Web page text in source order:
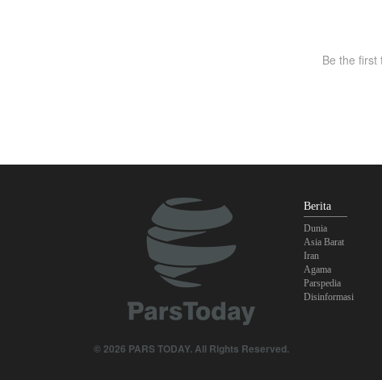
© 2026 PARS TODAY. All Rights Reserved.
Berita
Dunia
Asia Barat
Iran
Agama
Parspedia
Disinformasi